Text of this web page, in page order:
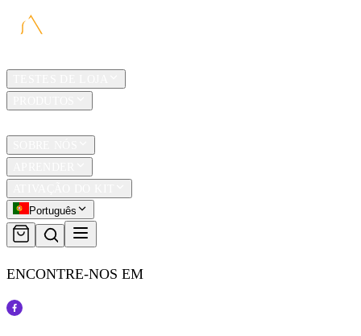
Português
ENCONTRE-NOS EM